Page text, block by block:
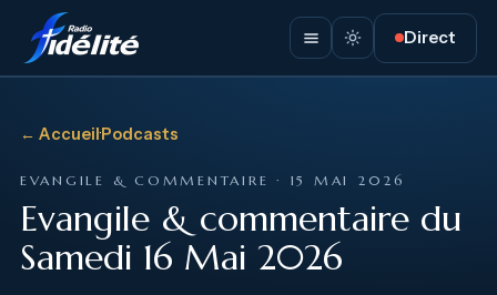
Direct
← Accueil·Podcasts
EVANGILE & COMMENTAIRE · 15 MAI 2026
Evangile & commentaire du
Samedi 16 Mai 2026